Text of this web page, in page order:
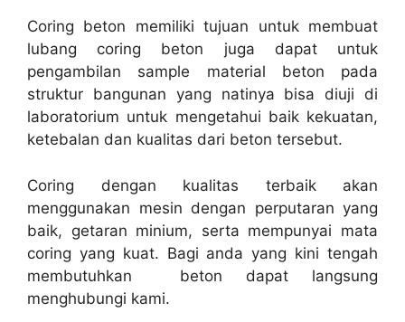
Coring beton memiliki tujuan untuk membuat
lubang coring beton juga dapat untuk
pengambilan sample material beton pada
struktur bangunan yang natinya bisa diuji di
laboratorium untuk mengetahui baik kekuatan,
ketebalan dan kualitas dari beton tersebut.
Coring dengan kualitas terbaik akan
menggunakan mesin dengan perputaran yang
baik, getaran minium, serta mempunyai mata
coring yang kuat. Bagi anda yang kini tengah
membutuhkan beton dapat langsung
menghubungi kami.